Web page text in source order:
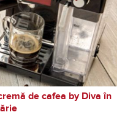
de cafea by Diva în